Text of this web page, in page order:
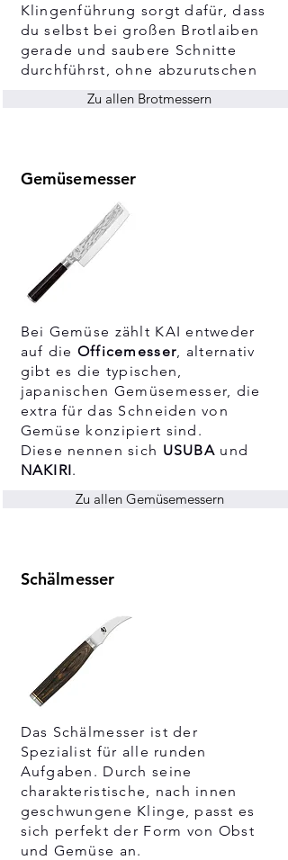
Klingenführung sorgt dafür, dass
du selbst bei großen Brotlaiben
gerade und saubere Schnitte
durchführst, ohne abzurutschen
Zu allen Brotmessern
Gemüsemesser
Bei Gemüse zählt KAI entweder
auf die Officemesser , alternativ
gibt es die typischen,
japanischen Gemüsemesser, die
extra für das Schneiden von
Gemüse konzipiert sind.
Diese nennen sich USUBA und
NAKIRI.
Zu allen Gemüsemessern
Schälmesser
Das Schälmesser ist der
Spezialist für alle runden
Aufgaben. Durch seine
charakteristische, nach innen
geschwungene Klinge, passt es
sich perfekt der Form von Obst
und Gemüse an.